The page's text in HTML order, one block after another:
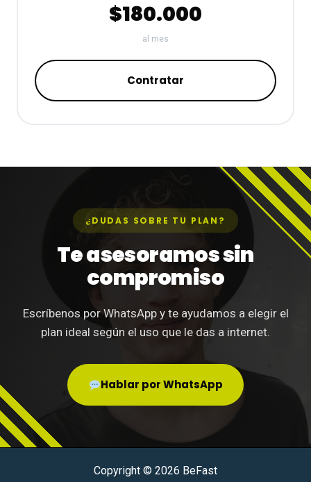
$180.000
al mes
Contratar
¿DUDAS SOBRE TU PLAN?
Te asesoramos sin
compromiso
Escríbenos por WhatsApp y te ayudamos a elegir el
plan ideal según el uso que le das a internet.
Hablar por WhatsApp
Copyright © 2026 BeFast